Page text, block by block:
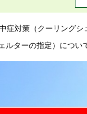
症対策（クーリングシ
ルターの指定）につい